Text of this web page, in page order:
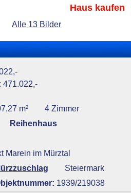
Haus kaufen
Alle 13 Bilder
471.022,-
m²
4 Zimmer
Reihenhaus
Marein im Mürztal
Steiermark
1939/219038